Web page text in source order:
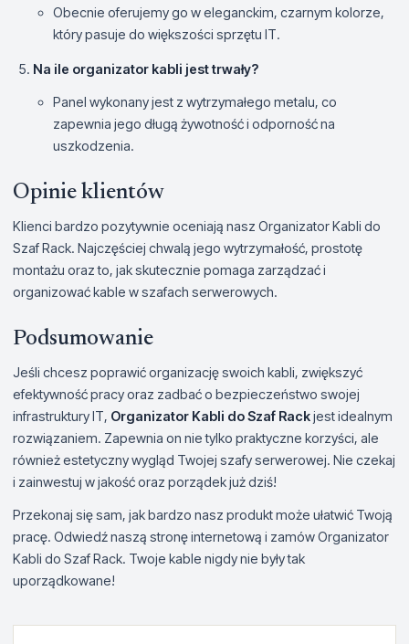
Obecnie oferujemy go w eleganckim, czarnym kolorze,
który pasuje do większości sprzętu IT.
Na ile organizator kabli jest trwały?
Panel wykonany jest z wytrzymałego metalu, co
zapewnia jego długą żywotność i odporność na
uszkodzenia.
Opinie klientów
Klienci bardzo pozytywnie oceniają nasz Organizator Kabli do
Szaf Rack. Najczęściej chwalą jego wytrzymałość, prostotę
montażu oraz to, jak skutecznie pomaga zarządzać i
organizować kable w szafach serwerowych.
Podsumowanie
Jeśli chcesz poprawić organizację swoich kabli, zwiększyć
efektywność pracy oraz zadbać o bezpieczeństwo swojej
infrastruktury IT, Organizator Kabli do Szaf Rackjest idealnym
rozwiązaniem. Zapewnia on nie tylko praktyczne korzyści, ale
również estetyczny wygląd Twojej szafy serwerowej. Nie czekaj
i zainwestuj w jakość oraz porządek już dziś!
Przekonaj się sam, jak bardzo nasz produkt może ułatwić Twoją
pracę. Odwiedź naszą stronę internetową i zamów Organizator
Kabli do Szaf Rack. Twoje kable nigdy nie były tak
uporządkowane!